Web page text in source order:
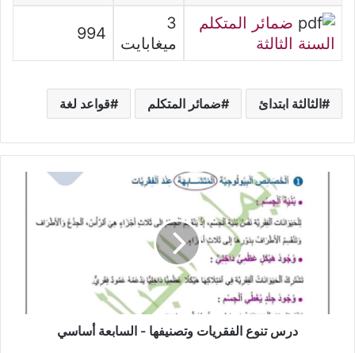
ضمائر المتكلم
السنة الثالثة
3
ميغابايت
994
الثالثة ابتدائ ضمائر المتكلم قواعد لغة
درس تنوع الفقريات وتصنيفها - السابعة أساسي